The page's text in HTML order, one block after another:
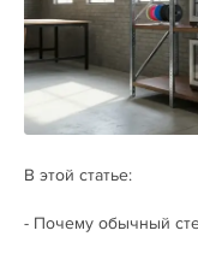
В этой статье:
- Почему обычный